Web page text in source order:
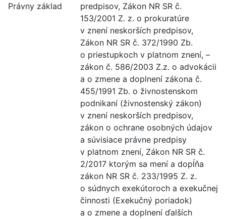
Právny základ
predpisov, Zákon NR SR č.
153/2001 Z. z. o prokuratúre
v znení neskorších predpisov,
Zákon NR SR č. 372/1990 Zb.
o priestupkoch v platnom znení, –
zákon č. 586/2003 Z.z. o advokácii
a o zmene a doplnení zákona č.
455/1991 Zb. o živnostenskom
podnikaní (živnostenský zákon)
v znení neskorších predpisov,
zákon o ochrane osobných údajov
a súvisiace právne predpisy
v platnom znení, Zákon NR SR č.
2/2017 ktorým sa mení a dopĺňa
zákon NR SR č. 233/1995 Z. z.
o súdnych exekútoroch a exekučnej
činnosti (Exekučný poriadok)
a o zmene a doplnení ďalších